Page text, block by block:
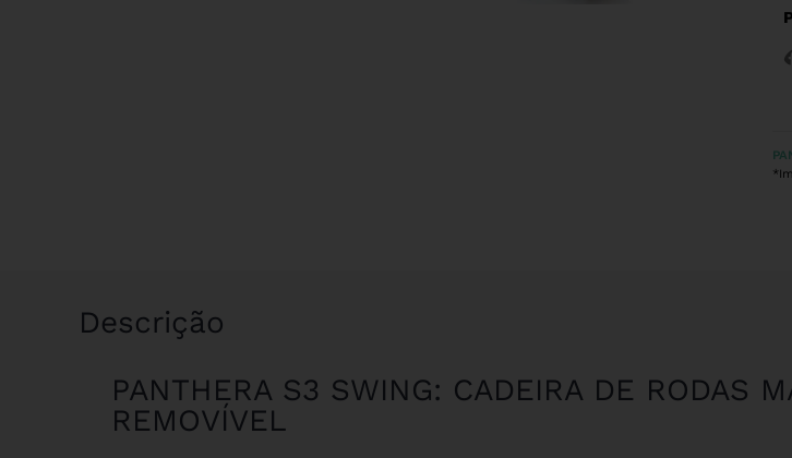
Descrição
PANTHERA S3 SWING: CADEIRA DE RODAS
REMOVÍVEL